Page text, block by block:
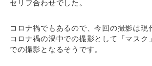
セリフ合わせでした。
コロナ禍でもあるので、今回の撮影は現
コロナ禍の渦中での撮影として「マスク
での撮影となるそうです。